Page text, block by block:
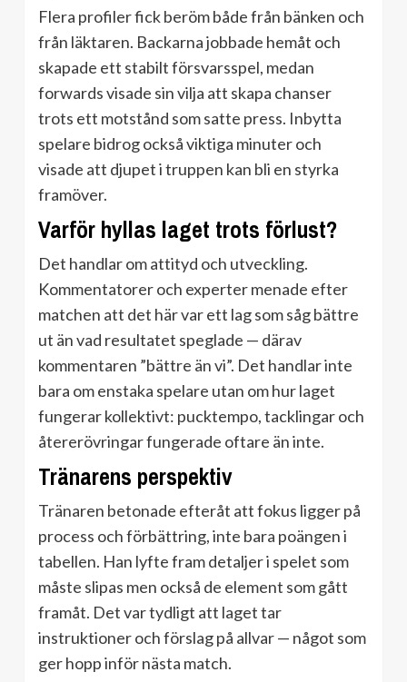
Flera profiler fick beröm både från bänken och
från läktaren. Backarna jobbade hemåt och
skapade ett stabilt försvarsspel, medan
forwards visade sin vilja att skapa chanser
trots ett motstånd som satte press. Inbytta
spelare bidrog också viktiga minuter och
visade att djupet i truppen kan bli en styrka
framöver.
Varför hyllas laget trots förlust?
Det handlar om attityd och utveckling.
Kommentatorer och experter menade efter
matchen att det här var ett lag som såg bättre
ut än vad resultatet speglade — därav
kommentaren ”bättre än vi”. Det handlar inte
bara om enstaka spelare utan om hur laget
fungerar kollektivt: pucktempo, tacklingar och
återerövringar fungerade oftare än inte.
Tränarens perspektiv
Tränaren betonade efteråt att fokus ligger på
process och förbättring, inte bara poängen i
tabellen. Han lyfte fram detaljer i spelet som
måste slipas men också de element som gått
framåt. Det var tydligt att laget tar
instruktioner och förslag på allvar — något som
ger hopp inför nästa match.